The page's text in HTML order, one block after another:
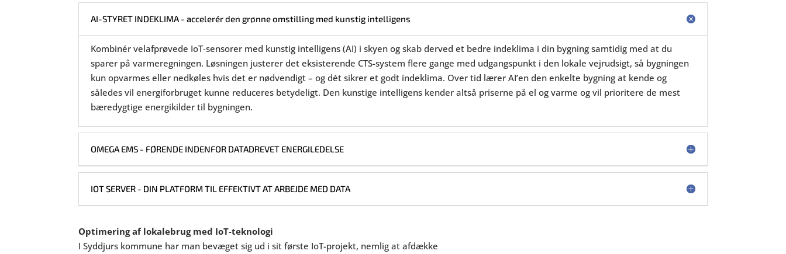
AI-STYRET INDEKLIMA - accelerér den grønne omstilling med kunstig intelligens
Kombinér velafprøvede IoT-sensorer med kunstig intelligens (AI) i skyen og skab derved et bedre indeklima i din bygning samtidig med at du
sparer på varmeregningen. Løsningen justerer det eksisterende CTS-system flere gange med udgangspunkt i den lokale vejrudsigt, så bygningen
kun opvarmes eller nedkøles hvis det er nødvendigt – og dét sikrer et godt indeklima. Over tid lærer AI’en den enkelte bygning at kende og
således vil energiforbruget kunne reduceres betydeligt. Den kunstige intelligens kender altså priserne på el og varme og vil prioritere de mest
bæredygtige energikilder til bygningen.
OMEGA EMS - FØRENDE INDENFOR DATADREVET ENERGILEDELSE
IOT SERVER - DIN PLATFORM TIL EFFEKTIVT AT ARBEJDE MED DATA
Optimering af lokalebrug med IoT-teknologi
I Syddjurs kommune har man bevæget sig ud i sit første IoT-projekt, nemlig at afdække